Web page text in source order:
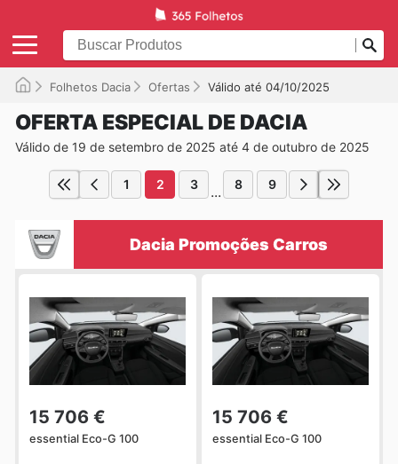
Folhetos Dacia Ofertas Válido até 04/10/2025
OFERTA ESPECIAL DE DACIA
Válido de 19 de setembro de 2025 até 4 de outubro de 2025
1 2 3 ... 8 9
Dacia Promoções Carros
15 706 €
essential Eco-G 100
15 706 €
essential Eco-G 100